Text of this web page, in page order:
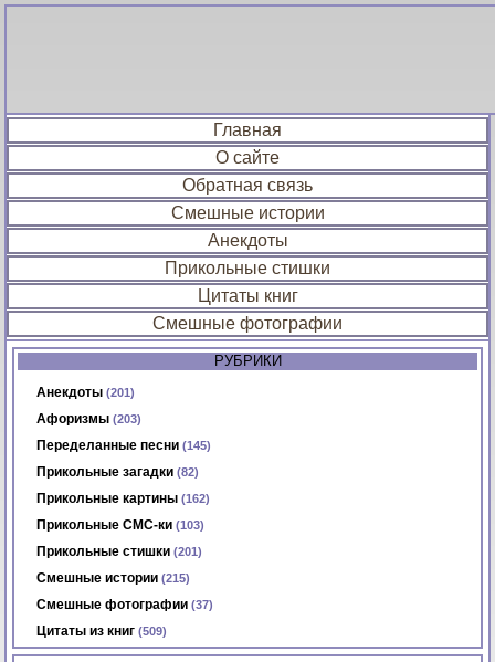
Главная
О сайте
Обратная связь
Смешные истории
Анекдоты
Прикольные стишки
Цитаты книг
Смешные фотографии
РУБРИКИ
Анекдоты (201)
Афоризмы (203)
Переделанные песни (145)
Прикольные загадки (82)
Прикольные картины (162)
Прикольные СМС-ки (103)
Прикольные стишки (201)
Смешные истории (215)
Смешные фотографии (37)
Цитаты из книг (509)